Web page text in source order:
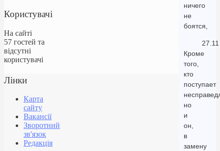
ничего
не
боятся,
27.11
Кроме
того,
кто
поступает
но
и
он,
в
замену
Користувачі
На сайті
57 гостей та
відсутні
користувачі
Лінки
Карта
сайту
Вакансії
Зворотний
зв'язок
Редакція